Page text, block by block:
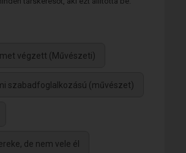
végzett (Művészeti)
szabadfoglalkozású (művészet)
de nem vele él